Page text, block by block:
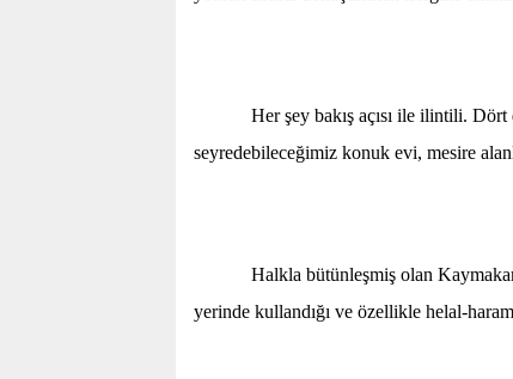
Her şey bakış açısı ile ilintili. Dört
seyredebileceğimiz konuk evi, mesire
Halkla bütünleşmiş olan Kaymakam
yerinde kullandığı ve özellikle helal-